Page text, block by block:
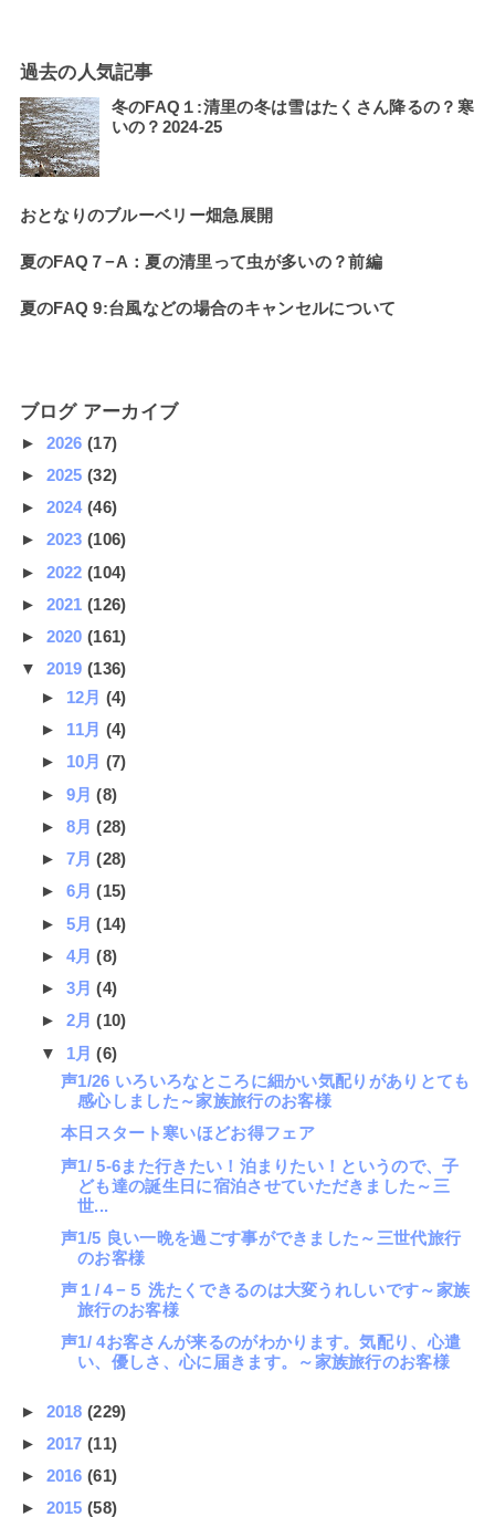
過去の人気記事
冬のFAQ１:清里の冬は雪はたくさん降るの？寒
いの？2024-25
おとなりのブルーベリー畑急展開
夏のFAQ７−A：夏の清里って虫が多いの？前編
夏のFAQ 9:台風などの場合のキャンセルについて
ブログ アーカイブ
► 2026(17)
► 2025(32)
► 2024(46)
► 2023(106)
► 2022(104)
► 2021(126)
► 2020(161)
▼ 2019(136)
► 12月 (4)
► 11月 (4)
► 10月 (7)
► 9月(8)
► 8月(28)
► 7月(28)
► 6月(15)
► 5月(14)
► 4月(8)
► 3月(4)
► 2月(10)
▼ 1月(6)
声1/26 いろいろなところに細かい気配りがありとても
感心しました～家族旅行のお客様
本日スタート寒いほどお得フェア
声1/ 5-6また行きたい！泊まりたい！というので、子
ども達の誕生日に宿泊させていただきました～三
世...
声1/5 良い一晩を過ごす事ができました～三世代旅行
のお客様
声１/４−５ 洗たくできるのは大変うれしいです～家族
旅行のお客様
声1/ 4お客さんが来るのがわかります。気配り、心遣
い、優しさ、心に届きます。～家族旅行のお客様
► 2018(229)
► 2017(11)
► 2016(61)
► 2015(58)